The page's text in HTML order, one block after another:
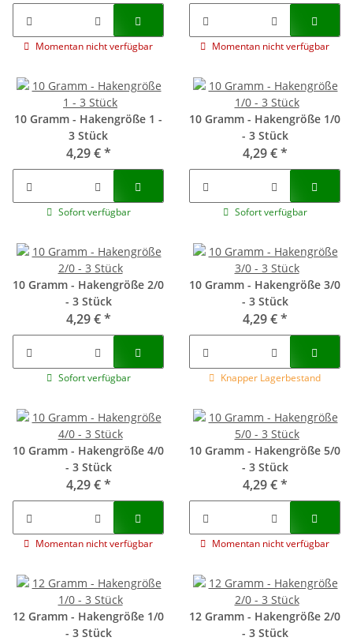
Momentan nicht verfügbar Momentan nicht verfügbar
10 Gramm - Hakengröße 1 -
3 Stück
4,29 €*
Sofort verfügbar
10 Gramm - Hakengröße 1/0
- 3 Stück
4,29 €*
Sofort verfügbar
10 Gramm - Hakengröße 2/0
- 3 Stück
4,29 €*
Sofort verfügbar
10 Gramm - Hakengröße 3/0
- 3 Stück
4,29 €*
Knapper Lagerbestand
10 Gramm - Hakengröße 4/0
- 3 Stück
4,29 €*
Momentan nicht verfügbar
10 Gramm - Hakengröße 5/0
- 3 Stück
4,29 €*
Momentan nicht verfügbar
12 Gramm - Hakengröße 1/0
- 3 Stück
12 Gramm - Hakengröße 2/0
- 3 Stück